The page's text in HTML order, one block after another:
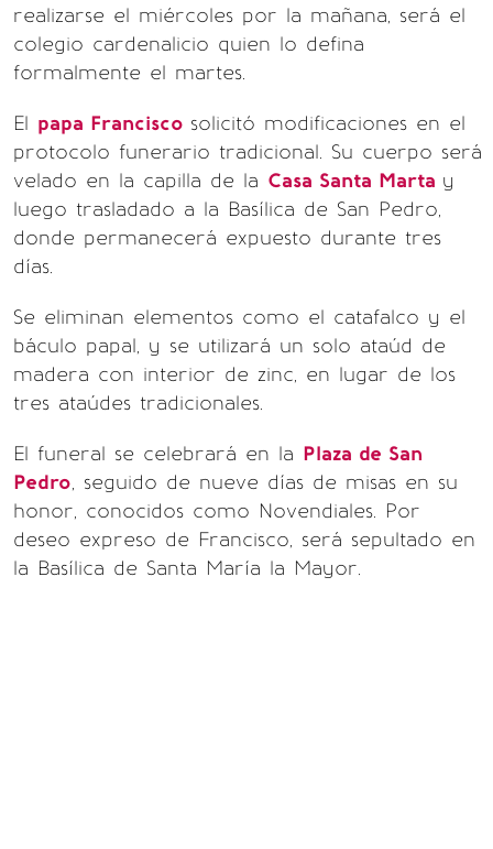
realizarse el miércoles por la mañana, será el
colegio cardenalicio quien lo defina
formalmente el martes.
El papa Francisco solicitó modificaciones en el
protocolo funerario tradicional. Su cuerpo será
velado en la capilla de la Casa Santa Marta y
luego trasladado a la Basílica de San Pedro,
donde permanecerá expuesto durante tres
días.
Se eliminan elementos como el catafalco y el
báculo papal, y se utilizará un solo ataúd de
madera con interior de zinc, en lugar de los
tres ataúdes tradicionales.
El funeral se celebrará en la Plaza de San
Pedro, seguido de nueve días de misas en su
honor, conocidos como Novendiales. Por
deseo expreso de Francisco, será sepultado en
la Basílica de Santa María la Mayor.